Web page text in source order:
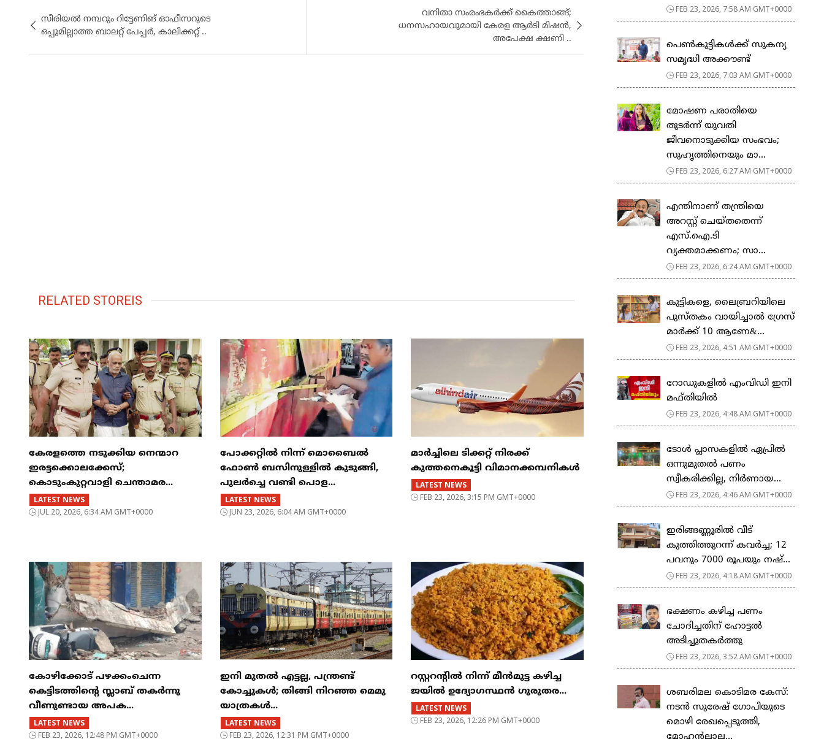
സീരിയൽ നമ്പറും റിട്ടേണിങ് ഓഫീസറുടെ
ഒപ്പുമില്ലാത്ത ബാലറ്റ് പേപ്പർ, കാലിക്കറ്റ് ..
വനിതാ സംരംഭകര്‍ക്ക് കൈത്താങ്ങ്;
ധനസഹായവുമായി കേരള ആര്‍ടി മിഷന്‍,
അപേക്ഷ ക്ഷണി ..
RELATED STOREIS
കേരളത്തെ നടുക്കിയ നെന്മാറ
ഇരട്ടക്കൊലക്കേസ്;
കൊടുംകുറ്റവാളി ചെന്താമര...
LATEST NEWS
JUL 20, 2026, 6:34 AM GMT+0000
പോക്കറ്റിൽ നിന്ന് മൊബൈൽ
ഫോൺ ബസിനുള്ളിൽ കുടുങ്ങി,
പുലർച്ചെ വണ്ടി പൊള...
LATEST NEWS
JUN 23, 2026, 6:04 AM GMT+0000
മാർച്ചിലെ ടിക്കറ്റ് നിരക്ക്
കുത്തനെകൂട്ടി വിമാനക്കമ്പനികൾ
LATEST NEWS
FEB 23, 2026, 3:15 PM GMT+0000
കോഴിക്കോട് പഴക്കംചെന്ന
കെട്ടിടത്തിന്റെ സ്ലാബ് തകർന്നു
വീണുണ്ടായ അപക...
LATEST NEWS
FEB 23, 2026, 12:48 PM GMT+0000
ഇനി മുതൽ എട്ടല്ല, പന്ത്രണ്ട്
കോച്ചുകള്‍; തിങ്ങി നിറഞ്ഞ മെമു
യാത്രകൾ...
LATEST NEWS
FEB 23, 2026, 12:31 PM GMT+0000
റസ്റ്ററന്റില്‍ നിന്ന് മീന്‍മുട്ട കഴിച്ച
ജയില്‍ ഉദ്യോഗസ്ഥന്‍ ഗുരുതര...
LATEST NEWS
FEB 23, 2026, 12:26 PM GMT+0000
FEB 23, 2026, 7:58 AM GMT+0000
പെ​ൺ​കു​ട്ടി​ക​ൾ​ക്ക് സു​ക​ന്യ
സ​മൃ​ദ്ധി അ​ക്കൗ​ണ്ട്
FEB 23, 2026, 7:03 AM GMT+0000
മോഷണ പരാതിയെ
തുടര്‍ന്ന് യുവതി
ജീവനൊടുക്കിയ സംഭവം;
സുഹൃത്തിനെയും മാ...
FEB 23, 2026, 6:27 AM GMT+0000
എന്തിനാണ് തന്ത്രിയെ
അറസ്റ്റ് ചെയ്തതെന്ന്
എസ്.ഐ.ടി
വ്യക്തമാക്കണം; സാ...
FEB 23, 2026, 6:24 AM GMT+0000
കുട്ടികളെ, ലൈബ്രറിയിലെ
പുസ്തകം വായിച്ചാല്‍ ഗ്രേസ്
മാര്‍ക്ക് 10 ആണേ&...
FEB 23, 2026, 4:51 AM GMT+0000
റോഡുകളില്‍ എംവിഡി ഇനി
മഫ്തിയില്‍
FEB 23, 2026, 4:48 AM GMT+0000
ടോള്‍ പ്ലാസകളില്‍ ഏപ്രില്‍
ഒന്നുമുതല്‍ പണം
സ്വീകരിക്കില്ല, നിര്‍ണായ...
FEB 23, 2026, 4:46 AM GMT+0000
ഇരിങ്ങണ്ണൂരിൽ വീട്
കുത്തിത്തുറന്ന് കവർച്ച; 12
പവനും 7000 രൂപയും നഷ്...
FEB 23, 2026, 4:18 AM GMT+0000
ഭക്ഷണം കഴിച്ച പണം
ചോദിച്ചതിന് ഹോട്ടൽ
അടിച്ചുതകർത്തു
FEB 23, 2026, 3:52 AM GMT+0000
ശബരിമല കൊടിമര കേസ്:
നടൻ സുരേഷ് ഗോപിയുടെ
മൊഴി രേഖപ്പെടുത്തി,
മോഹൻലാല...